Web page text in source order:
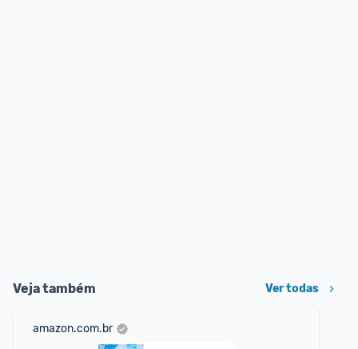
Veja também Ver todas
amazon.com.br